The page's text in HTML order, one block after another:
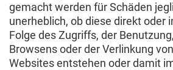
gemacht werden für Schäden
unerheblich, ob diese direkt oder
Folge des Zugriffs, der
Browsens oder der Verlinkung
Websites entstehen oder damit